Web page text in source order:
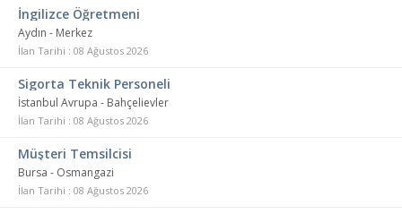
İngilizce Öğretmeni
Aydın - Merkez
İlan Tarihi : 08 Ağustos 2026
Sigorta Teknik Personeli
İstanbul Avrupa - Bahçelievler
İlan Tarihi : 08 Ağustos 2026
Müşteri Temsilcisi
Bursa - Osmangazi
İlan Tarihi : 08 Ağustos 2026